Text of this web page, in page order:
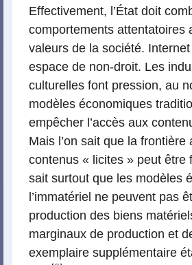
Effectivement, l’État doit
comportements attentatoires
valeurs de la société. Internet
espace de non-droit. Les
culturelles font pression, au
modèles économiques
empêcher l’accès aux
Mais l’on sait que la frontière
contenus « licites » peut être
sait surtout que les modèles
l’immatériel ne peuvent pas
production des biens
marginaux de production et
exemplaire supplémentaire